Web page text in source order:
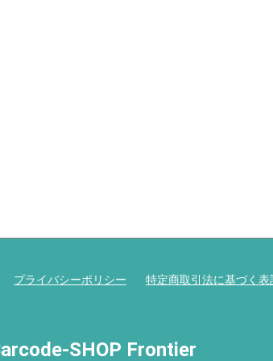
プライバシーポリシー 特定商取引法に基づく表
SHOP Frontier